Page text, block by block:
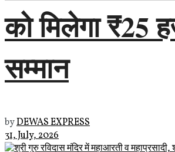
को मिलेगा ₹25
सम्मान
byDEWAS EXPRESS
31, July, 2026